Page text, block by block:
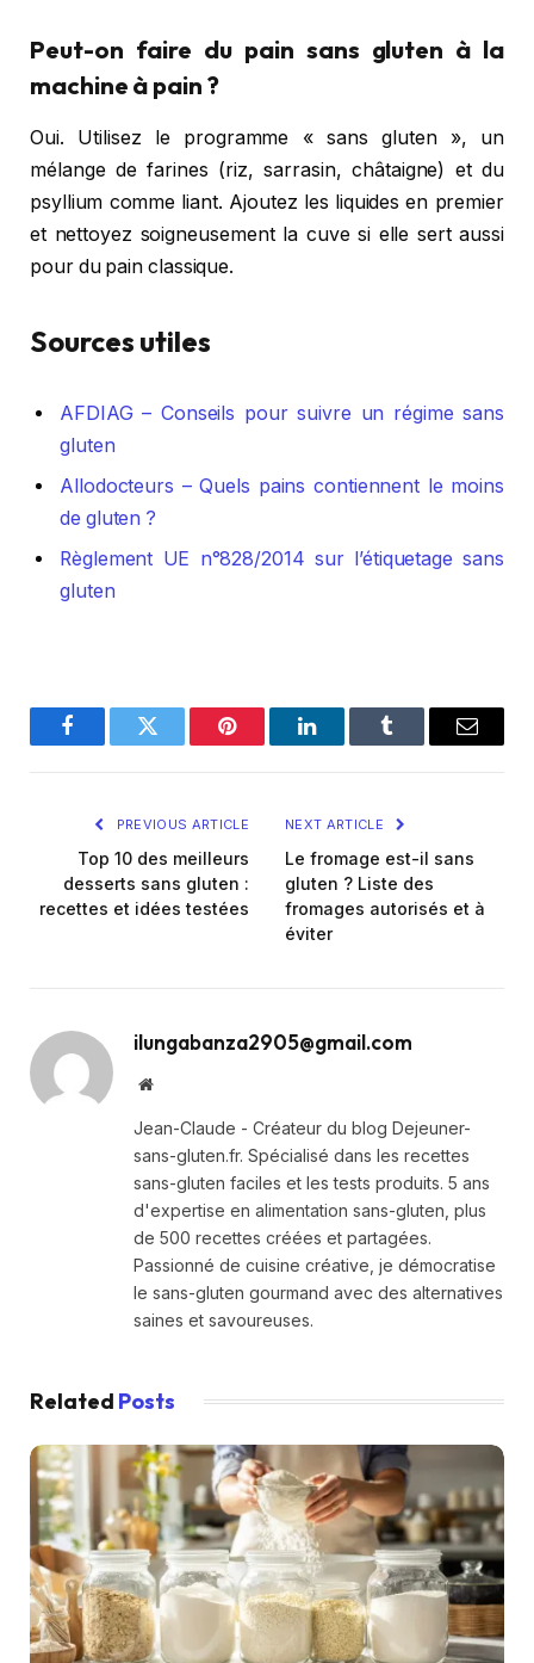
Peut-on faire du pain sans gluten à la
machine à pain ?
Oui. Utilisez le programme « sans gluten », un
mélange de farines (riz, sarrasin, châtaigne) et du
psyllium comme liant. Ajoutez les liquides en premier
et nettoyez soigneusement la cuve si elle sert aussi
pour du pain classique.
Sources utiles
AFDIAG – Conseils pour suivre un régime sans
gluten
Allodocteurs – Quels pains contiennent le moins
de gluten ?
Règlement UE n°828/2014 sur l’étiquetage sans
gluten
FacebookTwitter Pinterest LinkedInTumblr Email
PREVIOUS ARTICLE
Top 10 des meilleurs
desserts sans gluten :
recettes et idées testées
NEXT ARTICLE
Le fromage est-il sans
gluten ? Liste des
fromages autorisés et à
éviter
ilungabanza2905@gmail.com
Website
Jean-Claude - Créateur du blog Dejeuner-
sans-gluten.fr. Spécialisé dans les recettes
sans-gluten faciles et les tests produits. 5 ans
d'expertise en alimentation sans-gluten, plus
de 500 recettes créées et partagées.
Passionné de cuisine créative, je démocratise
le sans-gluten gourmand avec des alternatives
saines et savoureuses.
Related Posts